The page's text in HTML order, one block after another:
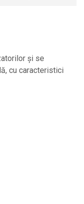
și se
cu caracteristici